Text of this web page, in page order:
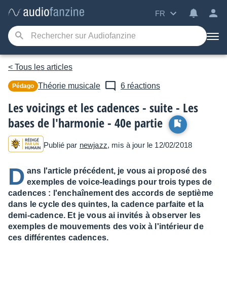
FR
< Tous les articles
Pédago Théorie musicale 6 réactions
Les voicings et les cadences - suite - Les
bases de l'harmonie - 40e partie
Publié par newjazz, mis à jour le 12/02/2018
D ans l'article précédent, je vous ai proposé des
exemples de voice-leadings pour trois types de
cadences : l'enchaînement des accords de septième
dans le cycle des quintes, la cadence parfaite et la
demi-cadence. Et je vous ai invités à observer les
exemples de mouvements des voix à l'intérieur de
ces différentes cadences.